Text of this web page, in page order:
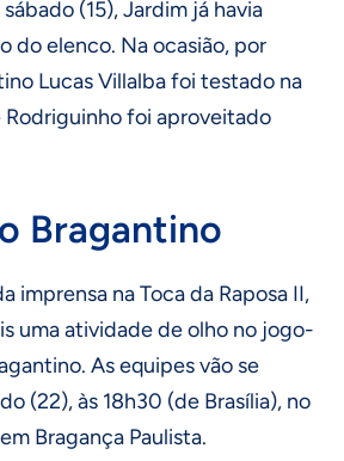
(15), Jardim já havia
do elenco. Na ocasião, por
Lucas Villalba foi testado na
Rodriguinho foi aproveitado
Bragantino
imprensa na Toca da Raposa II,
uma atividade de olho no jogo-
As equipes vão se
(22), às 18h30 (de Brasília), no
Bragança Paulista.